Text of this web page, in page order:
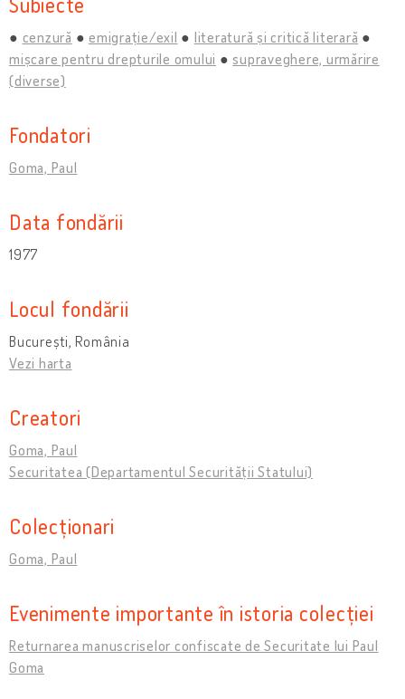
cenzură emigrație/exil
literatură și critică literară
mișcare pentru drepturile omului
supraveghere, urmărire
(diverse)
Fondatori
Goma, Paul
Data fondării
1977
Locul fondării
București, România
Vezi harta
Creatori
Goma, Paul
Securitatea (Departamentul Securității Statului)
Colecționari
Goma, Paul
Evenimente importante în istoria colecției
Returnarea manuscriselor confiscate de Securitate lui Paul
Goma